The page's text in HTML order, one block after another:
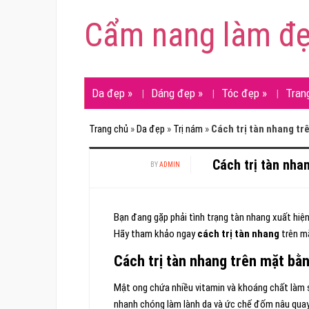
Cẩm nang làm
Da đẹp » Dáng đẹp » Tóc đẹp »
Trang chủ »Da đẹp » Trị nám » Cách trị tàn nhang
BYADMIN Cách trị tàn
Bạn đang gặp phải tình trạng tàn nhang xuất
Hãy tham khảo ngaycách trị tàn nhang trên
Cách trị tàn nhang trên mặt
Mật ong chứa nhiều vitamin và khoáng chất làm
nhanh chóng làm lành da và ức chế đốm nâu